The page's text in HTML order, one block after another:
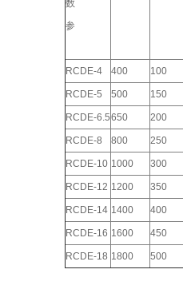
数
参
RCDE-4 400 100
RCDE-5 500 150
RCDE-6.5650 200
RCDE-8 800 250
RCDE-10 1000 300
RCDE-12 1200 350
RCDE-14 1400 400
RCDE-16 1600 450
RCDE-18 1800 500